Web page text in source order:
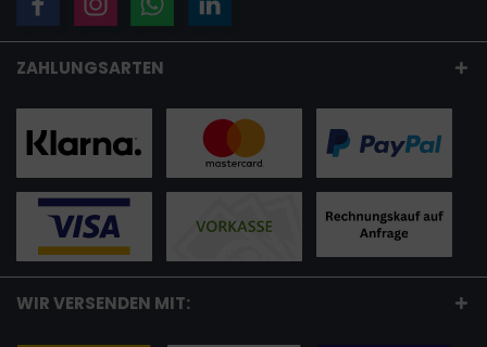
ZAHLUNGSARTEN
WIR VERSENDEN MIT: